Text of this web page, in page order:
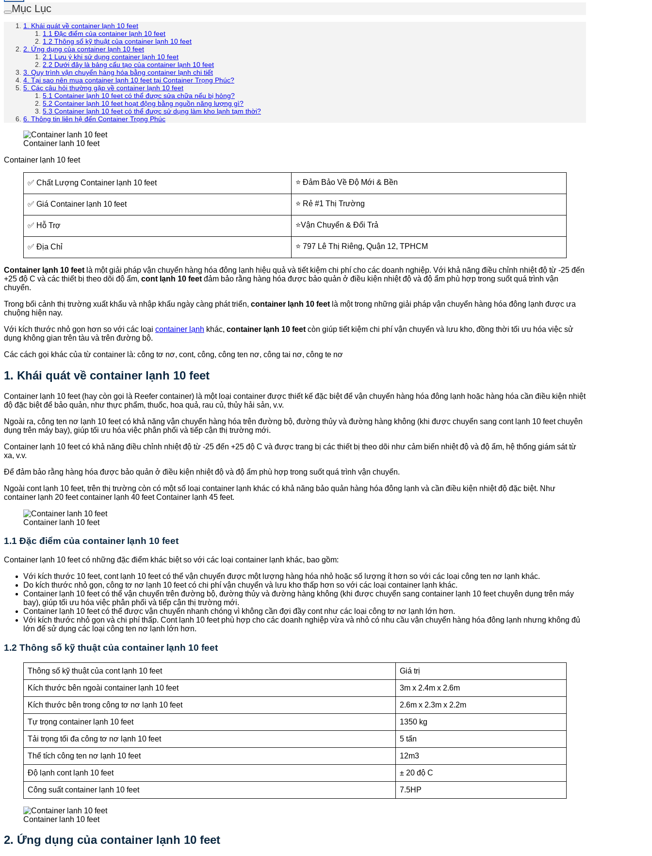
Mục Lục
1. Khái quát về container lạnh 10 feet
1.1 Đặc điểm của container lạnh 10 feet
1.2 Thông số kỹ thuật của container lạnh 10 feet
2. Ứng dụng của container lạnh 10 feet
2.1 Lưu ý khi sử dụng container lạnh 10 feet
2.2 Dưới đây là bảng cấu tạo của container lạnh 10 feet
3. Quy trình vận chuyển hàng hóa bằng container lạnh chi tiết
4. Tại sao nên mua container lạnh 10 feet tại Container Trọng Phúc?
5. Các câu hỏi thường gặp về container lạnh 10 feet
5.1 Container lạnh 10 feet có thể được sửa chữa nếu bị hỏng?
5.2 Container lạnh 10 feet hoạt động bằng nguồn năng lượng gì?
5.3 Container lạnh 10 feet có thể được sử dụng làm kho lạnh tạm thời?
6. Thông tin liên hệ đến Container Trọng Phúc
Container lanh 10 feet
Container lạnh 10 feet
✅ Chất Lượng Container lạnh 10 feet ⭐ Đảm Bảo Về Độ Mới & Bền
✅ Giá Container lạnh 10 feet ⭐ Rẻ #1 Thị Trường
✅ Hỗ Trợ ⭐Vận Chuyển & Đổi Trả
✅ Địa Chỉ ⭐ 797 Lê Thị Riêng, Quận 12, TPHCM
Container lạnh 10 feet là một giải pháp vận chuyển hàng hóa đông lạnh hiệu quả và tiết kiệm chi phí cho các doanh nghiệp. Với khả năng điều chỉnh nhiệt độ từ -25 đến
+25 độ C và các thiết bị theo dõi độ ẩm, cont lạnh 10 feet đảm bảo rằng hàng hóa được bảo quản ở điều kiện nhiệt độ và độ ẩm phù hợp trong suốt quá trình vận
chuyển.
Trong bối cảnh thị trường xuất khẩu và nhập khẩu ngày càng phát triển, container lạnh 10 feet là một trong những giải pháp vận chuyển hàng hóa đông lạnh được ưa
chuộng hiện nay.
Với kích thước nhỏ gọn hơn so với các loại container lạnh khác, container lạnh 10 feet còn giúp tiết kiệm chi phí vận chuyển và lưu kho, đồng thời tối ưu hóa việc sử
dụng không gian trên tàu và trên đường bộ.
Các cách gọi khác của từ container là: công tơ nơ, cont, công, công ten nơ, công tai nơ, công te nơ
1. Khái quát về container lạnh 10 feet
Container lạnh 10 feet (hay còn gọi là Reefer container) là một loại container được thiết kế đặc biệt để vận chuyển hàng hóa đông lạnh hoặc hàng hóa cần điều kiện nhiệt
độ đặc biệt để bảo quản, như thực phẩm, thuốc, hoa quả, rau củ, thủy hải sản, v.v.
Ngoài ra, công ten nơ lạnh 10 feet có khả năng vận chuyển hàng hóa trên đường bộ, đường thủy và đường hàng không (khi được chuyển sang cont lạnh 10 feet chuyên
dụng trên máy bay), giúp tối ưu hóa việc phân phối và tiếp cận thị trường mới.
Container lạnh 10 feet có khả năng điều chỉnh nhiệt độ từ -25 đến +25 độ C và được trang bị các thiết bị theo dõi như cảm biến nhiệt độ và độ ẩm, hệ thống giám sát từ
xa, v.v.
Để đảm bảo rằng hàng hóa được bảo quản ở điều kiện nhiệt độ và độ ẩm phù hợp trong suốt quá trình vận chuyển.
Ngoài cont lạnh 10 feet, trên thị trường còn có một số loại container lạnh khác có khả năng bảo quản hàng hóa đông lạnh và cần điều kiện nhiệt độ đặc biệt. Như
container lạnh 20 feet container lạnh 40 feet Container lạnh 45 feet.
Container lanh 10 feet
1.1 Đặc điểm của container lạnh 10 feet
Container lạnh 10 feet có những đặc điểm khác biệt so với các loại container lạnh khác, bao gồm:
Với kích thước 10 feet, cont lạnh 10 feet có thể vận chuyển được một lượng hàng hóa nhỏ hoặc số lượng ít hơn so với các loại công ten nơ lạnh khác.
Do kích thước nhỏ gọn, công tơ nơ lạnh 10 feet có chi phí vận chuyển và lưu kho thấp hơn so với các loại container lạnh khác.
Container lạnh 10 feet có thể vận chuyển trên đường bộ, đường thủy và đường hàng không (khi được chuyển sang container lạnh 10 feet chuyên dụng trên máy
bay), giúp tối ưu hóa việc phân phối và tiếp cận thị trường mới.
Container lạnh 10 feet có thể được vận chuyển nhanh chóng vì không cần đợi đầy cont như các loại công tơ nơ lạnh lớn hơn.
Với kích thước nhỏ gọn và chi phí thấp. Cont lạnh 10 feet phù hợp cho các doanh nghiệp vừa và nhỏ có nhu cầu vận chuyển hàng hóa đông lạnh nhưng không đủ
lớn để sử dụng các loại công ten nơ lạnh lớn hơn.
1.2 Thông số kỹ thuật của container lạnh 10 feet
Thông số kỹ thuật của cont lạnh 10 feet Giá trị
Kích thước bên ngoài container lạnh 10 feet 3m x 2.4m x 2.6m
Kích thước bên trong công tơ nơ lạnh 10 feet 2.6m x 2.3m x 2.2m
Tự trọng container lạnh 10 feet 1350 kg
Tải trọng tối đa công tơ nơ lạnh 10 feet 5 tấn
Thể tích công ten nơ lạnh 10 feet 12m3
Độ lạnh cont lạnh 10 feet ± 20 độ C
Công suất container lạnh 10 feet 7.5HP
Container lanh 10 feet
2. Ứng dụng của container lạnh 10 feet